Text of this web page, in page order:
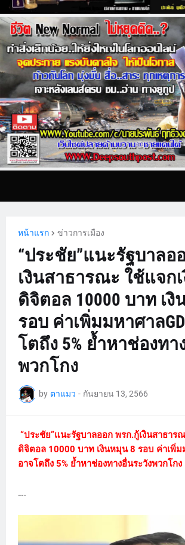
หน้าแรก ข่าวการเมือง
“ประชัย”แนะรัฐบาลอ
เงินสาธารณะ ใช้แจก
ดิจิตอล 10000 บาท เ
รอบ ค่าเพิ่มมหาศาล
โตถึง 5% ย้ำหาช่องทา
พวกโกง
by ตาแมว - กันยายน 13, 2566
“ประชัย”แนะรัฐบาลออก พรก.กู้เงินสาธาร
ดิจิตอล 10000 บาท เงินหมุน 8 รอบ ค่าเพิ่ม
อาจโตถึง 5% ย้ำหาช่องทางอื่นระวังพวกโกง
….